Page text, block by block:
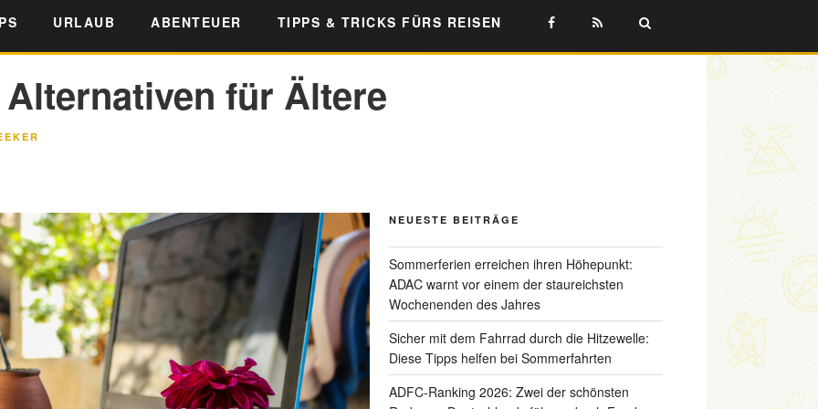
URLAUB ABENTEUER TIPPS & TRICKS FÜRS REISEN
für Ältere
NEUESTE BEITRÄGE
Sommerferien erreichen ihren Höhepunkt:
ADAC warnt vor einem der staureichsten
Wochenenden des Jahres
Sicher mit dem Fahrrad durch die Hitzewelle:
Diese Tipps helfen bei Sommerfahrten
ADFC-Ranking 2026: Zwei der schönsten